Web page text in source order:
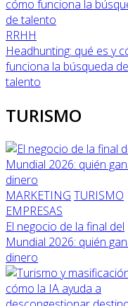
RRHH
Headhunting: qué es y
funciona la búsqueda de
talento
TURISMO
MARKETING TURISMO
EMPRESAS
El negocio de la final del
Mundial 2026: quién
dinero